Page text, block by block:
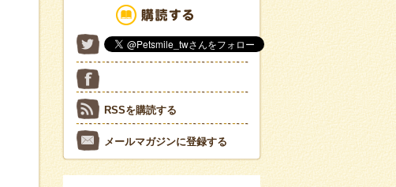
RSSを購読する
メールマガジンに登録する